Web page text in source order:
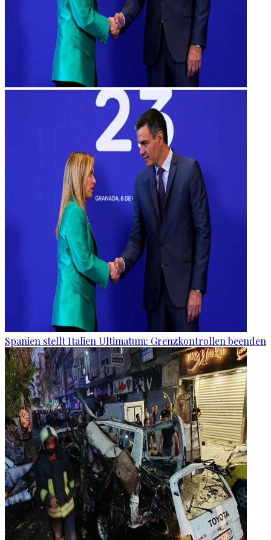
Spanien stellt Italien Ultimatum: Grenzkontrollen beenden